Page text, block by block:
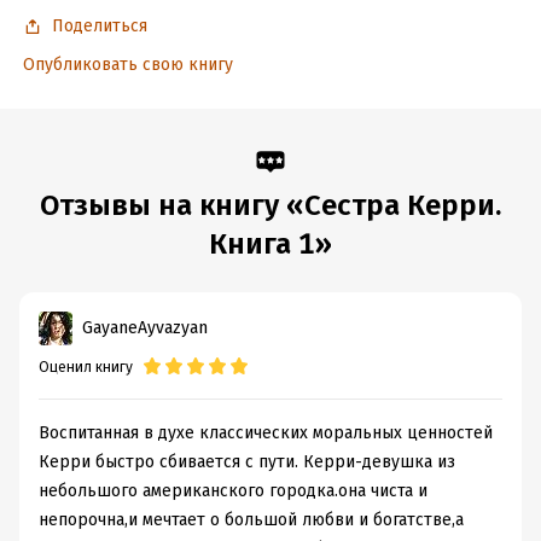
Поделиться
Опубликовать свою книгу
Отзывы на книгу «Сестра Керри.
Книга 1»
GayaneAyvazyan
Оценил книгу
Воспитанная в духе классических моральных ценностей
Керри быстро сбивается с пути. Керри-девушка из
небольшого американского городка.она чиста и
непорочна,и мечтает о большой любви и богатстве,а